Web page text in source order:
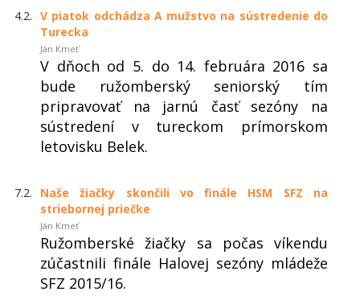
4.2. V piatok odchádza A mužstvo na sústredenie do
Turecka
Ján Kmeť
V dňoch od 5. do 14. februára 2016 sa
bude ružomberský seniorský tím
pripravovať na jarnú časť sezóny na
sústredení v tureckom prímorskom
letovisku Belek.
7.2.
Naše žiačky skončili vo finále HSM SFZ na
striebornej priečke
Ján Kmeť
Ružomberské žiačky sa počas víkendu
zúčastnili finále Halovej sezóny mládeže
SFZ 2015/16.